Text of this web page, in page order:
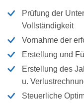
Prüfung der
Vollständigkeit
Vornahme der
Erstellung und
Erstellung des
u.
Steuerliche